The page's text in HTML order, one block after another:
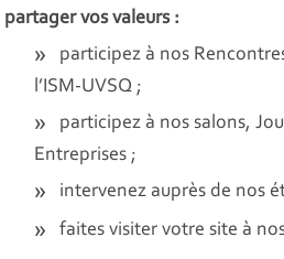
partager vos valeurs :
participez à nos
l’ISM-UVSQ ;
participez à nos salons,
Entreprises ;
intervenez auprès de nos
faites visiter votre site à